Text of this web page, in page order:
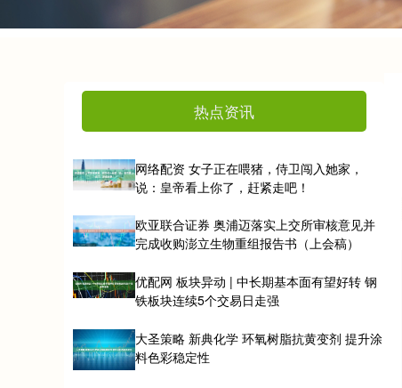
热点资讯
网络配资 女子正在喂猪，侍卫闯入她家，
说：皇帝看上你了，赶紧走吧！
欧亚联合证券 奥浦迈落实上交所审核意见并
完成收购澎立生物重组报告书（上会稿）
优配网 板块异动 | 中长期基本面有望好转 钢
铁板块连续5个交易日走强
大圣策略 新典化学 环氧树脂抗黄变剂 提升涂
料色彩稳定性